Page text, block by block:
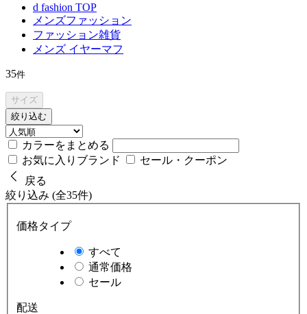
d fashion TOP
メンズファッション
ファッション雑貨
メンズ イヤーマフ
35件
サイズ
絞り込む
カラーをまとめる
お気に入りブランド
セール・クーポン
戻る
絞り込み (全35件)
価格タイプ
すべて
通常価格
セール
配送